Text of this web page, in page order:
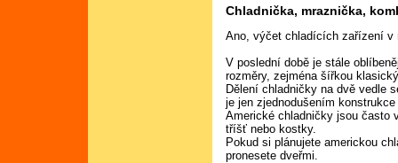
Chladnička, mraznička,
Ano, výčet chladících zařízení v
V poslední době je stále
rozměry, zejména šířkou
Dělení chladničky na dvě vedle
je jen zjednodušením
Americké chladničky jsou často
tříšť nebo kostky.
Pokud si plánujete americkou
pronesete dveřmi.